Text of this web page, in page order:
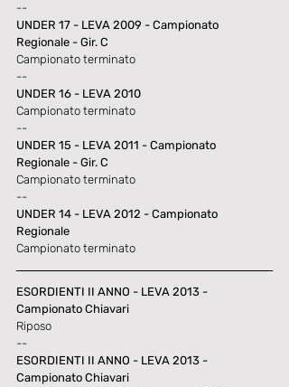
--
UNDER 17 - LEVA 2009 - Campionato
Regionale - Gir. C
Campionato terminato
--
UNDER 16 - LEVA 2010
Campionato terminato
--
UNDER 15 - LEVA 2011 - Campionato
Regionale - Gir. C
Campionato terminato
--
UNDER 14 - LEVA 2012 - Campionato
Regionale
Campionato terminato
ESORDIENTI II ANNO - LEVA 2013 -
Campionato Chiavari
Riposo
--
ESORDIENTI II ANNO - LEVA 2013 -
Campionato Chiavari